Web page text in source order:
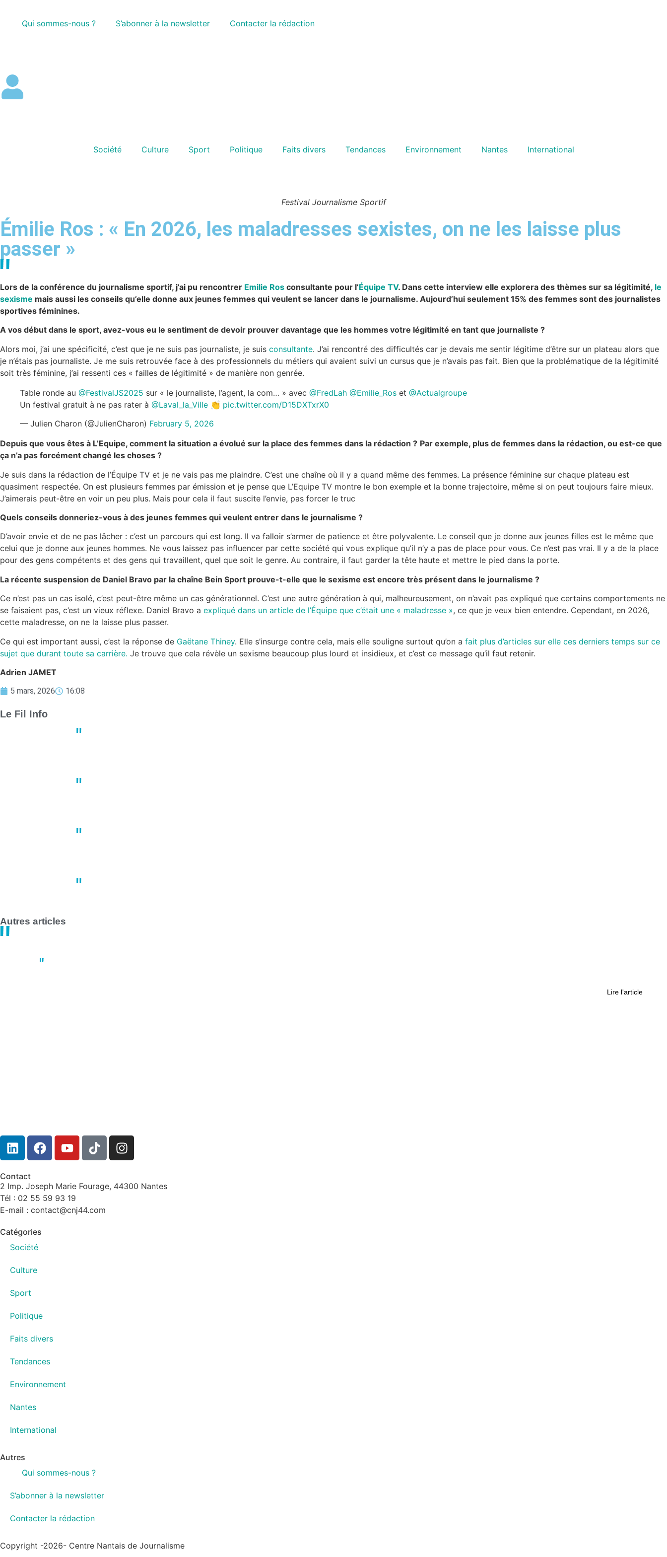
Qui sommes-nous ? S’abonner à la newsletter Contacter la rédaction
Société Culture Sport Politique Faits divers Tendances Environnement Nantes International
Festival Journalisme Sportif
Émilie Ros : « En 2026, les maladresses sexistes, on ne les laisse plus
passer »
Lors de la conférence du journalisme sportif, j’ai pu rencontrer Emilie Ros consultante pour l’Équipe TV. Dans cette interview elle explorera des thèmes sur sa légitimité, le
sexisme mais aussi les conseils qu’elle donne aux jeunes femmes qui veulent se lancer dans le journalisme. Aujourd’hui seulement 15% des femmes sont des journalistes
sportives féminines.
A vos début dans le sport, avez-vous eu le sentiment de devoir prouver davantage que les hommes votre légitimité en tant que journaliste ?
Alors moi, j’ai une spécificité, c’est que je ne suis pas journaliste, je suis consultante. J’ai rencontré des difficultés car je devais me sentir légitime d’être sur un plateau alors que
je n’étais pas journaliste. Je me suis retrouvée face à des professionnels du métiers qui avaient suivi un cursus que je n’avais pas fait. Bien que la problématique de la légitimité
soit très féminine, j’ai ressenti ces « failles de légitimité » de manière non genrée.
Table ronde au @FestivalJS2025 sur « le journaliste, l’agent, la com… » avec @FredLah @Emilie_Ros et @Actualgroupe
Un festival gratuit à ne pas rater à @Laval_la_Ville 👏 pic.twitter.com/D15DXTxrX0
— Julien Charon (@JulienCharon) February 5, 2026
Depuis que vous êtes à L’Equipe, comment la situation a évolué sur la place des femmes dans la rédaction ? Par exemple, plus de femmes dans la rédaction, ou est-ce que
ça n’a pas forcément changé les choses ?
Je suis dans la rédaction de l’Équipe TV et je ne vais pas me plaindre. C’est une chaîne où il y a quand même des femmes. La présence féminine sur chaque plateau est
quasiment respectée. On est plusieurs femmes par émission et je pense que L’Equipe TV montre le bon exemple et la bonne trajectoire, même si on peut toujours faire mieux.
J’aimerais peut-être en voir un peu plus. Mais pour cela il faut suscite l’envie, pas forcer le truc
Quels conseils donneriez-vous à des jeunes femmes qui veulent entrer dans le journalisme ?
D’avoir envie et de ne pas lâcher : c’est un parcours qui est long. Il va falloir s’armer de patience et être polyvalente. Le conseil que je donne aux jeunes filles est le même que
celui que je donne aux jeunes hommes. Ne vous laissez pas influencer par cette société qui vous explique qu’il n’y a pas de place pour vous. Ce n’est pas vrai. Il y a de la place
pour des gens compétents et des gens qui travaillent, quel que soit le genre. Au contraire, il faut garder la tête haute et mettre le pied dans la porte.
La récente suspension de Daniel Bravo par la chaîne Bein Sport prouve-t-elle que le sexisme est encore très présent dans le journalisme ?
Ce n’est pas un cas isolé, c’est peut-être même un cas générationnel. C’est une autre génération à qui, malheureusement, on n’avait pas expliqué que certains comportements ne
se faisaient pas, c’est un vieux réflexe. Daniel Bravo a expliqué dans un article de l’Équipe que c’était une « maladresse », ce que je veux bien entendre. Cependant, en 2026,
cette maladresse, on ne la laisse plus passer.
Ce qui est important aussi, c’est la réponse de Gaëtane Thiney. Elle s’insurge contre cela, mais elle souligne surtout qu’on a fait plus d’articles sur elle ces derniers temps sur ce
sujet que durant toute sa carrière. Je trouve que cela révèle un sexisme beaucoup plus lourd et insidieux, et c’est ce message qu’il faut retenir.
Adrien JAMET
5 mars, 2026 16:08
Le Fil Info
Autres articles
Lire l'article
Contact
2 Imp. Joseph Marie Fourage, 44300 Nantes
Tél : 02 55 59 93 19
E-mail : contact@cnj44.com
Catégories
Société
Culture
Sport
Politique
Faits divers
Tendances
Environnement
Nantes
International
Autres
Qui sommes-nous ?
S’abonner à la newsletter
Contacter la rédaction
Copyright -2026- Centre Nantais de Journalisme